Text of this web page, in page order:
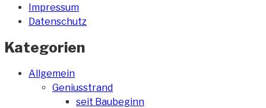
Impressum
Datenschutz
Kategorien
Allgemein
Geniusstrand
seit Baubeginn